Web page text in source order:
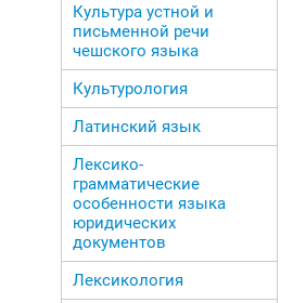
Культура устной и
письменной речи
чешского языка
Культурология
Латинский язык
Лексико-
грамматические
особенности языка
юридических
документов
Лексикология